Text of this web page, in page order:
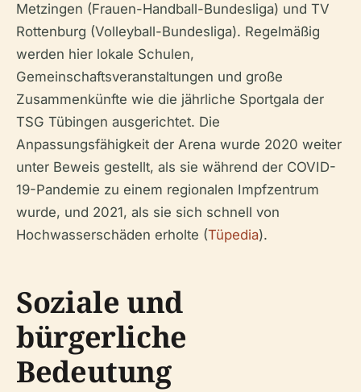
Metzingen (Frauen-Handball-Bundesliga) und TV
Rottenburg (Volleyball-Bundesliga). Regelmäßig
werden hier lokale Schulen,
Gemeinschaftsveranstaltungen und große
Zusammenkünfte wie die jährliche Sportgala der
TSG Tübingen ausgerichtet. Die
Anpassungsfähigkeit der Arena wurde 2020 weiter
unter Beweis gestellt, als sie während der COVID-
19-Pandemie zu einem regionalen Impfzentrum
wurde, und 2021, als sie sich schnell von
Hochwasserschäden erholte (Tüpedia).
Soziale und
bürgerliche
Bedeutung